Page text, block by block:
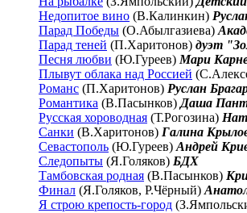
Недопитое вино (В.Калинкин)
Парад Победы (О.Абылгазиева)
Парад теней (П.Харитонов) дуэт
Песня любви (Ю.Гуреев) Мари
Плывут облака над Россией
Романс (П.Харитонов) Руслан
Романтика (В.Пасынков) Даша
Русская хороводная (Т.Рогозина)
Санки (В.Харитонов) Галина
Севастополь (Ю.Гуреев) Андрей
Следопыты (Я.Голяков) БДХ
Тамбовская родная (В.Пасынков)
Финал (Я.Голяков, Р.Чёрный)
Я строю крепость-город